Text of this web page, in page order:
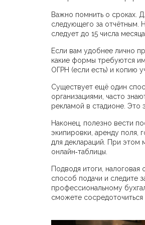
Важно помнить о сроках.
следующего за отчётным.
следует до 15 числа
Если вам удобнее лично
какие формы требуются
ОГРН (если есть) и копию
Существует ещё один
организациями, часто
рекламой в стадионе. Это
Наконец, полезно вести
экипировки, аренду поля,
для деклараций. При этом
онлайн‑таблицы.
Подводя итоги,
способ подачи и следите
профессиональному
сможете сосредоточиться